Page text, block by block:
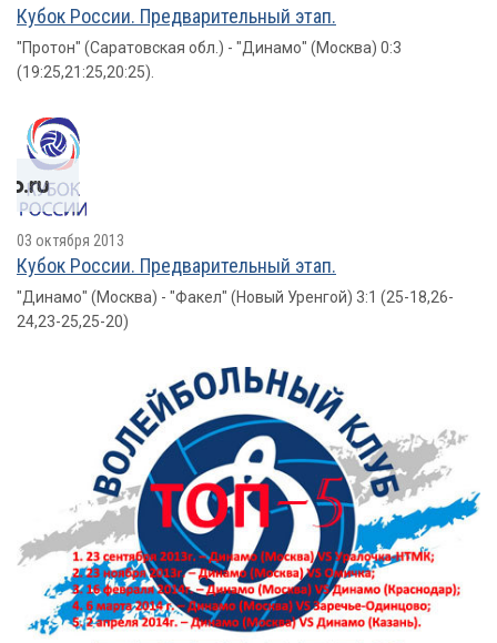
Кубок России. Предварительный этап.
"Протон" (Саратовская обл.) - "Динамо" (Москва) 0:3
(19:25,21:25,20:25).
03 октября 2013
Кубок России. Предварительный этап.
"Динамо" (Москва) - "Факел" (Новый Уренгой) 3:1 (25-18,26-
24,23-25,25-20)